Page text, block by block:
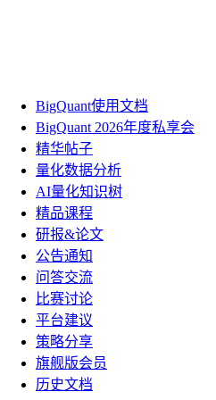
BigQuant使用文档
BigQuant 2026年度私享会
精华帖子
量化数据分析
AI量化知识树
精品课程
研报&论文
公告通知
问答交流
比赛讨论
平台建议
策略分享
旗舰版会员
历史文档